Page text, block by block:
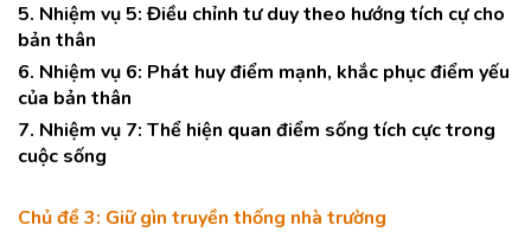
5. Nhiệm vụ 5: Điều chỉnh tư duy theo hướng tích cự cho
bản thân
6. Nhiệm vụ 6: Phát huy điểm mạnh, khắc phục điểm yếu
của bản thân
7. Nhiệm vụ 7: Thể hiện quan điểm sống tích cực trong
cuộc sống
Chủ đề 3: Giữ gìn truyền thống nhà trường